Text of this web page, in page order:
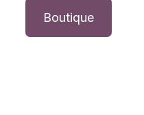
Boutique